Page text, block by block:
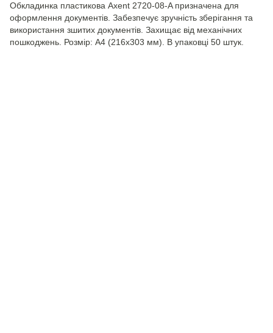
Обкладинка пластикова Axent 2720-08-A призначена для
оформлення документів. Забезпечує зручність зберігання та
використання зшитих документів. Захищає від механічних
пошкоджень. Розмір: А4 (216x303 мм). В упаковці 50 штук.